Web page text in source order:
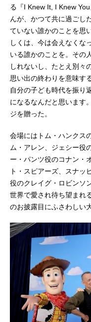
る『I Knew It, I Knew
んが、かつて共に過ごし
ていない誰かのことを思
しくは、今は会えなくな
いる誰かのことを。その
しれないし、たとえ別々
思い出の終わりを意味す
自分の子ども時代を振り
になるなんだと思います
ジを贈った。
会場にはトム・ハンクス
ム・アレン、ジェシー役
ー・パンツ役のコナン・
ト・スピアーズ、スナッ
役のクレイグ・ロビンソ
世界で愛され待ち望まれ
のお披露目にふさわしい